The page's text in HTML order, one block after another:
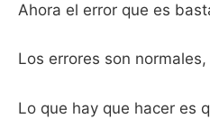
Ahora el error que es
Los errores son
Lo que hay que hacer es